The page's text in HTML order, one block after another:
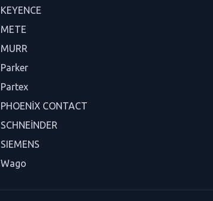
KEYENCE
METE
MURR
Parker
Partex
PHOENİX CONTACT
SCHNEİNDER
SIEMENS
Wago